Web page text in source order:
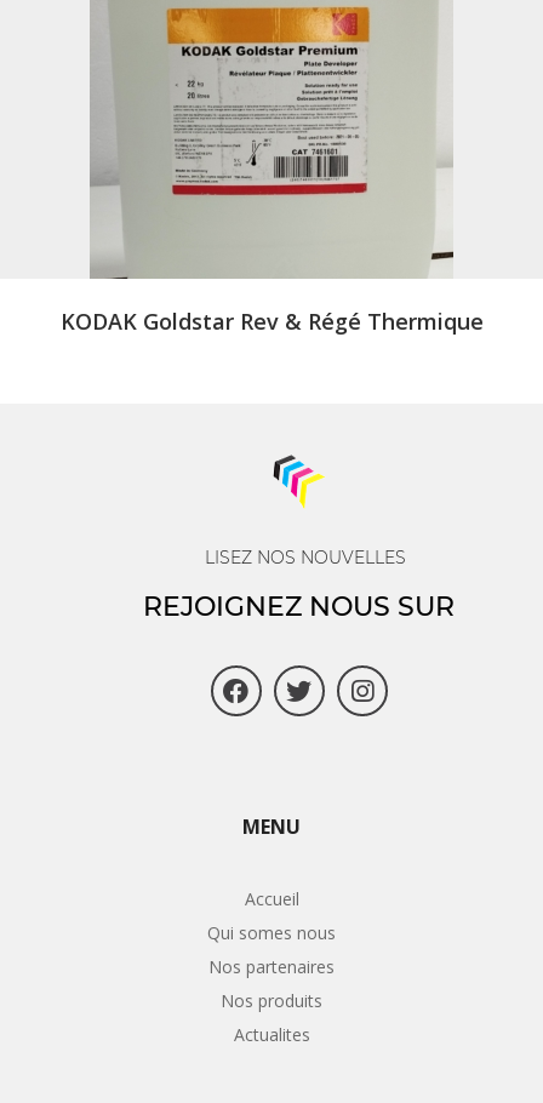
KODAK Goldstar Rev & Régé Thermique
LISEZ NOS NOUVELLES
REJOIGNEZ NOUS SUR
MENU
Accueil
Qui somes nous
Nos partenaires
Nos produits
Actualites